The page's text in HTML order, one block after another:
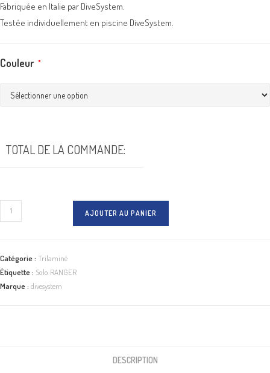
Fabriquée en Italie par DiveSystem.
Testée individuellement en piscine DiveSystem.
Couleur *
TOTAL DE LA COMMANDE:
quantité
de
AJOUTER AU PANIER
Catégorie : Trilaminé
Étiquette : Solo RANGER
Marque : divesystem
DESCRIPTION